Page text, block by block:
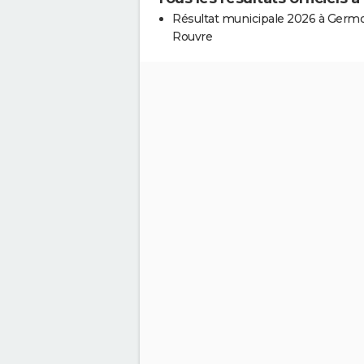
Résultat municipale 2026 à
Rouvre